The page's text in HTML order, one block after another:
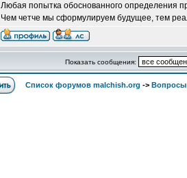
Любая попытка обоснованного определения
Чем четче мы сформулируем будущее, тем
Показать сообщения:
Список форумов malchish.org -> Вопросы